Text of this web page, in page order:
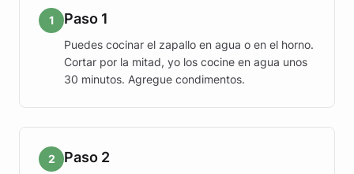
1 Paso 1
Puedes cocinar el zapallo en agua o en el horno.
Cortar por la mitad, yo los cocine en agua unos
30 minutos. Agregue condimentos.
2 Paso 2